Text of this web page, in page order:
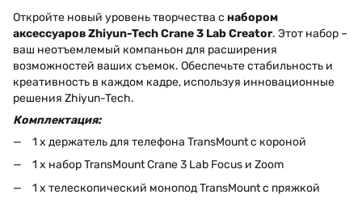
Откройте новый уровень творчества с набором
аксессуаров Zhiyun-Tech Crane 3 Lab Creator. Этот набор –
ваш неотъемлемый компаньон для расширения
возможностей ваших съемок. Обеспечьте стабильность и
креативность в каждом кадре, используя инновационные
решения Zhiyun-Tech.
Комплектация:
1 x держатель для телефона TransMount с короной
1 x набор TransMount Crane 3 Lab Focus и Zoom
1 x телескопический монопод TransMount с пряжкой